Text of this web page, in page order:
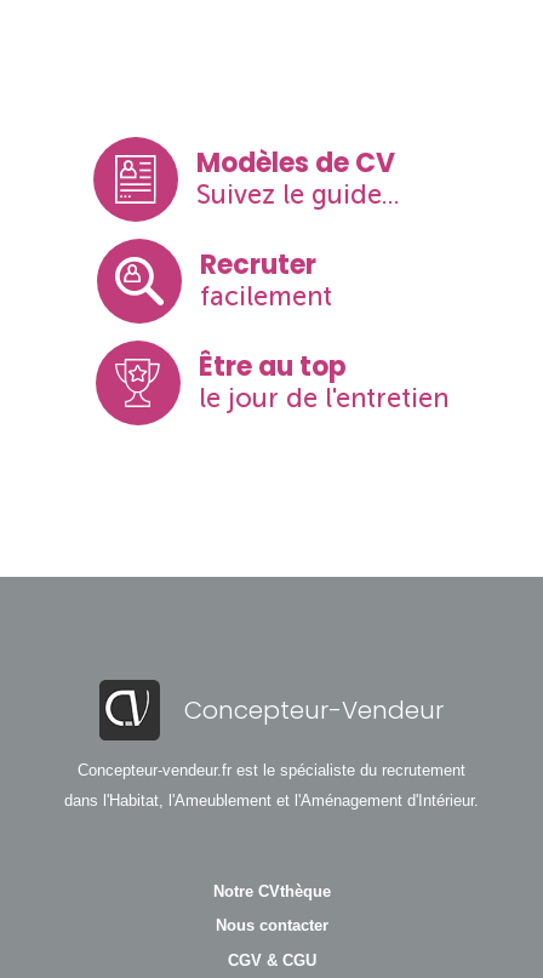
Modèles de CV
Suivez le guide...
Recruter
facilement
Être au top
le jour de l'entretien
Concepteur-Vendeur
Concepteur-vendeur.fr est le spécialiste du recrutement
dans l'Habitat, l'Ameublement et l'Aménagement d'Intérieur.
Notre CVthèque
Nous contacter
CGV & CGU